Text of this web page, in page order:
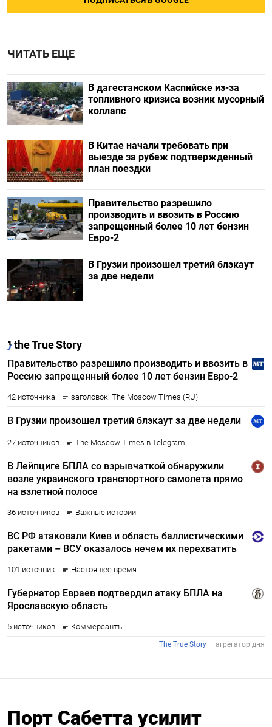
ЧИТАТЬ ЕЩЕ
В дагестанском Каспийске из-за
топливного кризиса возник мусорный
коллапс
В Китае начали требовать при
выезде за рубеж подтвержденный
план поездки
Правительство разрешило
производить и ввозить в Россию
запрещенный более 10 лет бензин
Евро-2
В Грузии произошел третий блэкаут
за две недели
Порт Сабетта усилит